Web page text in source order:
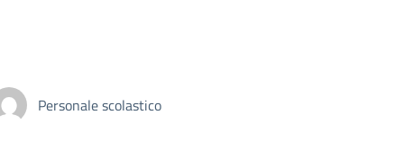
Personale scolastico